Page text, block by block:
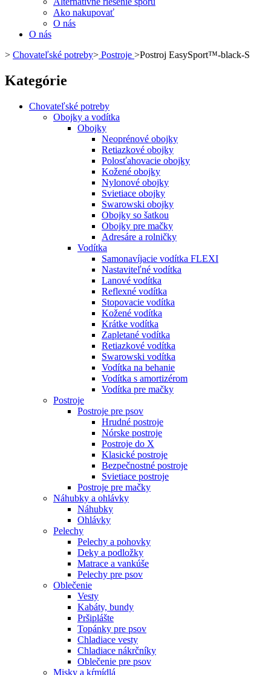
Ako nakupovať
O nás
O nás
> Chovateľské potreby> Postroje >Postroj EasySport™-black-S
Kategórie
Chovateľské potreby
Obojky a vodítka
Obojky
Neoprénové obojky
Retiazkové obojky
Polosťahovacie obojky
Kožené obojky
Nylonové obojky
Svietiace obojky
Swarowski obojky
Obojky so šatkou
Obojky pre mačky
Adresáre a rolničky
Vodítka
Samonavíjacie vodítka FLEXI
Nastaviteľné vodítka
Lanové vodítka
Reflexné vodítka
Stopovacie vodítka
Kožené vodítka
Krátke vodítka
Zapletané vodítka
Retiazkové vodítka
Swarowski vodítka
Vodítka na behanie
Vodítka s amortizérom
Vodítka pre mačky
Postroje
Postroje pre psov
Hrudné postroje
Nórske postroje
Postroje do X
Klasické postroje
Bezpečnostné postroje
Svietiace postroje
Postroje pre mačky
Náhubky a ohlávky
Náhubky
Ohlávky
Pelechy
Pelechy a pohovky
Deky a podložky
Matrace a vankúše
Pelechy pre psov
Oblečenie
Vesty
Kabáty, bundy
Pršiplášte
Topánky pre psov
Chladiace vesty
Chladiace nákrčníky
Oblečenie pre psov
Misky a kŕmídlá